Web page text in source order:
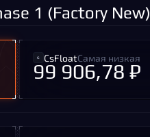
1 (Factory New)
CsFloatСамая низкая
99 906,78 ₽